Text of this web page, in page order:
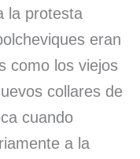
la protesta
eran
como los viejos
collares de
cuando
a la